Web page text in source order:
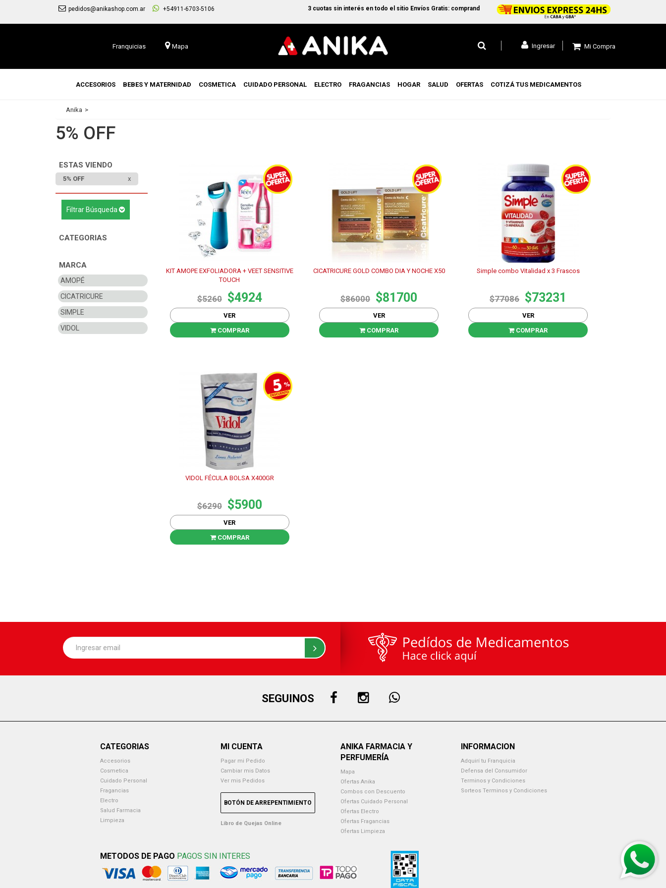
pedidos@anikashop.com.ar +54911-6703-5106 3 cuotas sin interés en todo el sitio Envíos Gratis: comprando +$45.000 en CABA y GBA1 y +$99.000 a todo el pais
Franquicias Mapa Mi Compra
Ingresar
ACCESORIOS BEBES Y MATERNIDAD COSMETICA CUIDADO PERSONAL ELECTRO FRAGANCIAS HOGAR SALUD OFERTAS COTIZÁ TUS MEDICAMENTOS
Anika
5% OFF
ESTAS VIENDO
5% OFF
Filtrar Búsqueda
CATEGORIAS
MARCA
AMOPÉ
CICATRICURE
SIMPLE
VIDOL
KIT AMOPE EXFOLIADORA + VEET SENSITIVE
TOUCH
$5260 $4924
VER
COMPRAR
CICATRICURE GOLD COMBO DIA Y NOCHE X50
$86000 $81700
VER
COMPRAR
Simple combo Vitalidad x 3 Frascos
$77086 $73231
VER
COMPRAR
VIDOL FÉCULA BOLSA X400GR
$6290 $5900
VER
COMPRAR
SEGUINOS
CATEGORIAS
Accesorios
Cosmetica
Cuidado Personal
Fragancias
Electro
Salud Farmacia
Limpieza
MI CUENTA
Pagar mi Pedido
Cambiar mis Datos
Ver mis Pedidos
BOTÓN DE ARREPENTIMIENTO
Libro de Quejas Online
ANIKA FARMACIA Y
PERFUMERÍA
Mapa
Ofertas Anika
Combos con Descuento
Ofertas Cuidado Personal
Ofertas Electro
Ofertas Fragancias
Ofertas Limpieza
INFORMACION
Adquirí tu Franquicia
Defensa del Consumidor
Terminos y Condiciones
Sorteos Terminos y Condiciones
METODOS DE PAGO PAGOS SIN INTERES